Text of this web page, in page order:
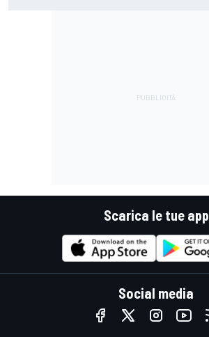
Scarica le tue app
Social media